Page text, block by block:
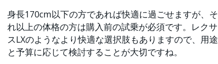
身長170cm以下の方であれば快適に過ごせますが、そ
れ以上の体格の方は購入前の試乗が必須です。レクサ
スLXのようなより快適な選択肢もありますので、用途
と予算に応じて検討することが大切ですね。